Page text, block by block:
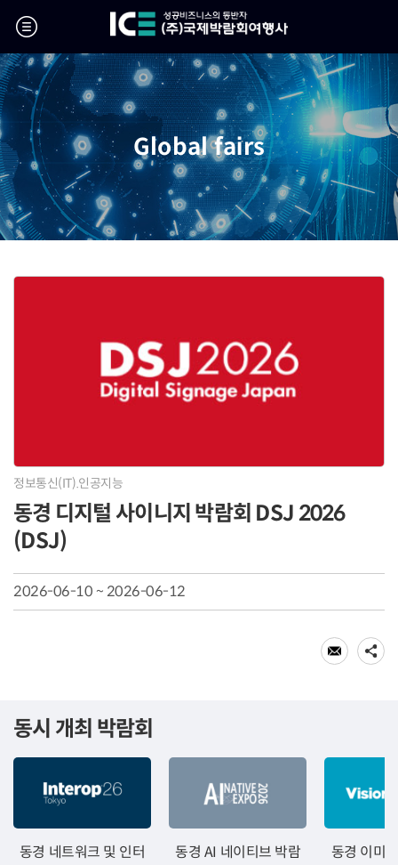
Global fairs
정보통신(IT).인공지능
동경 디지털 사이니지 박람회 DSJ 2026
(DSJ)
2026-06-10 ~ 2026-06-12
동시 개최 박람회
동경 네트워크 및 인터
동경 AI 네이티브 박람
동경 이미